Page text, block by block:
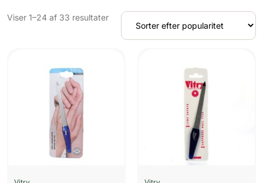
Viser 1–24 af 33 resultaterSorteret
popularitet